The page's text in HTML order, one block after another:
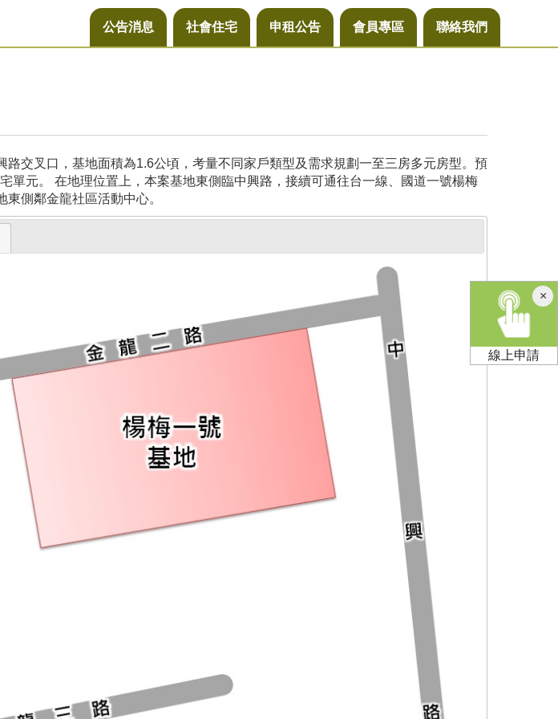
公告消息 社會住宅 申租公告 會員專區 聯絡我們
交叉口，基地面積為1.6公頃，考量不同家戶類型及需求規劃一至三房多元房型。預
單元。 在地理位置上，本案基地東側臨中興路，接續可通往台一線、國道一號楊梅
側鄰金龍社區活動中心。
×關
閉
線上申請